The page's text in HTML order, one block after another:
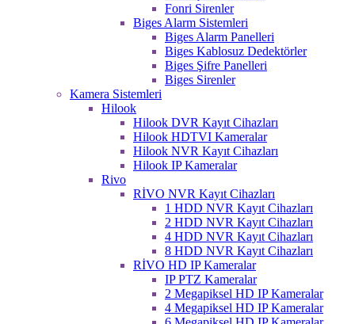
Fonri Sirenler
Biges Alarm Sistemleri
Biges Alarm Panelleri
Biges Kablosuz Dedektörler
Biges Şifre Panelleri
Biges Sirenler
Kamera Sistemleri
Hilook
Hilook DVR Kayıt Cihazları
Hilook HDTVI Kameralar
Hilook NVR Kayıt Cihazları
Hilook IP Kameralar
Rivo
RİVO NVR Kayıt Cihazları
1 HDD NVR Kayıt Cihazları
2 HDD NVR Kayıt Cihazları
4 HDD NVR Kayıt Cihazları
8 HDD NVR Kayıt Cihazları
RİVO HD IP Kameralar
IP PTZ Kameralar
2 Megapiksel HD IP Kameralar
4 Megapiksel HD IP Kameralar